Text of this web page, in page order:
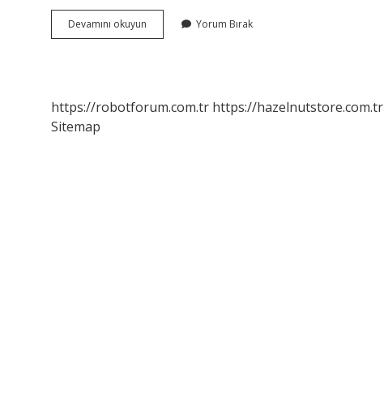
Devamını okuyun
Çağlar
Yorum Bırak
https://robotforum.com.tr https://hazelnutstore.com.tr
Sitemap